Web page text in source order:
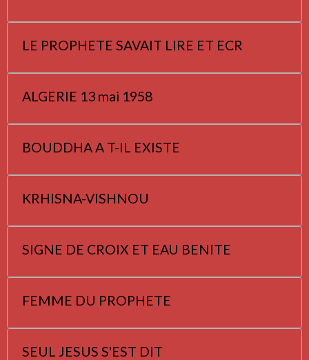
LE PROPHETE SAVAIT LIRE ET ECR
ALGERIE 13 mai 1958
BOUDDHA A T-IL EXISTE
KRHISNA-VISHNOU
SIGNE DE CROIX ET EAU BENITE
FEMME DU PROPHETE
SEUL JESUS S'EST DIT